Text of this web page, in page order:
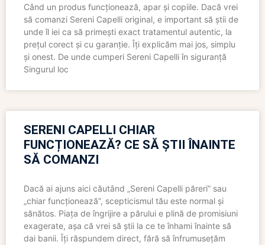
Când un produs funcționează, apar și copiile. Dacă vrei
să comanzi Sereni Capelli original, e important să știi de
unde îl iei ca să primești exact tratamentul autentic, la
prețul corect și cu garanție. Îți explicăm mai jos, simplu
și onest. De unde cumperi Sereni Capelli în siguranță
Singurul loc
SERENI CAPELLI CHIAR
FUNCȚIONEAZĂ? CE SĂ ȘTII ÎNAINTE
SĂ COMANZI
Dacă ai ajuns aici căutând „Sereni Capelli păreri” sau
„chiar funcționează”, scepticismul tău este normal și
sănătos. Piața de îngrijire a părului e plină de promisiuni
exagerate, așa că vrei să știi la ce te înhami înainte să
dai banii. Îți răspundem direct, fără să înfrumusețăm